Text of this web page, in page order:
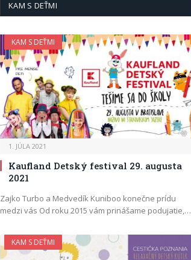
KAM S DEŤMI
KAM S DEŤMI
1. JÚLA 2021
Kaufland Detský festival 29. augusta
2021
Zajko Turbo a Medvedík Kuniboo konečne prídu
medzi vás Od roku 2015 vám prinášame podujatie,…
KAM S DEŤMI